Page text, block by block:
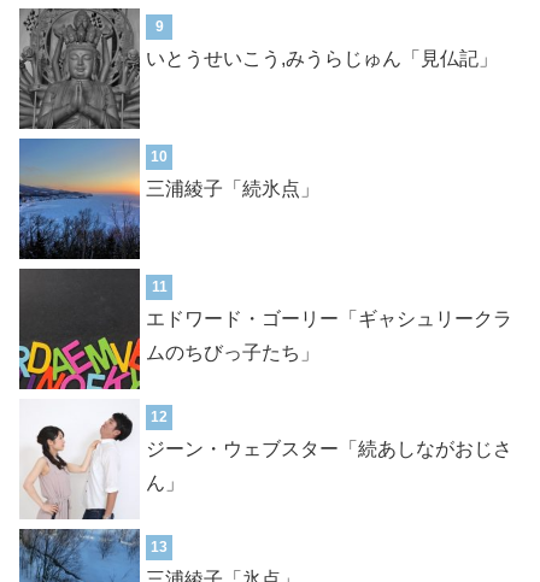
9
いとうせいこう,みうらじゅん「見仏記」
10
三浦綾子「続氷点」
11
エドワード・ゴーリー「ギャシュリークラ
ムのちびっ子たち」
12
ジーン・ウェブスター「続あしながおじさ
ん」
13